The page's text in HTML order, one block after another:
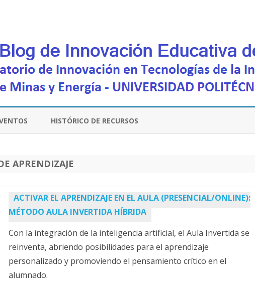
HISTÓRICO DE RECURSOS
APRENDIZAJE
ACTIVAR EL APRENDIZAJE EN EL AULA (PRESENCIAL/ONLINE):
MÉTODO AULA INVERTIDA HÍBRIDA
Con la integración de la inteligencia artificial, el Aula Invertida se
reinventa, abriendo posibilidades para el aprendizaje
personalizado y promoviendo el pensamiento crítico en el
alumnado.